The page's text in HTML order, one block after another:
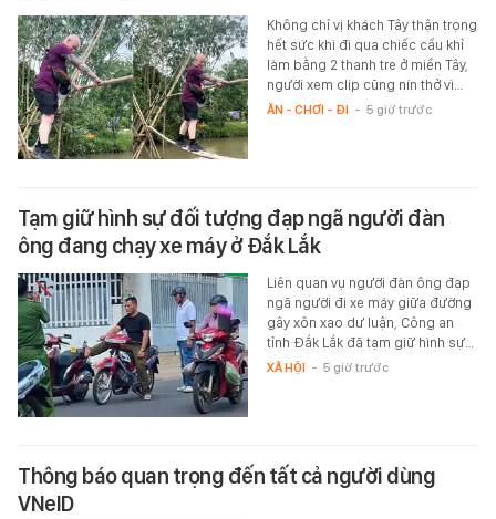
Không chỉ vị khách Tây thận trọng
hết sức khi đi qua chiếc cầu khỉ
làm bằng 2 thanh tre ở miền Tây,
người xem clip cũng nín thở vì…
ĂN - CHƠI - ĐI - 5 giờ trước
Tạm giữ hình sự đối tượng đạp ngã người đàn
ông đang chạy xe máy ở Đắk Lắk
Liên quan vụ người đàn ông đạp
ngã người đi xe máy giữa đường
gây xôn xao dư luận, Công an
tỉnh Đắk Lắk đã tạm giữ hình sự…
XÃ HỘI - 5 giờ trước
Thông báo quan trọng đến tất cả người dùng
VNeID